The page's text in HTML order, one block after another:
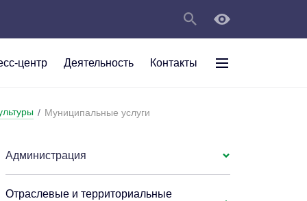
центр Деятельность Контакты
Анжеро-
/ Муниципальные услуги
Администрация
Отраслевые и территориальные